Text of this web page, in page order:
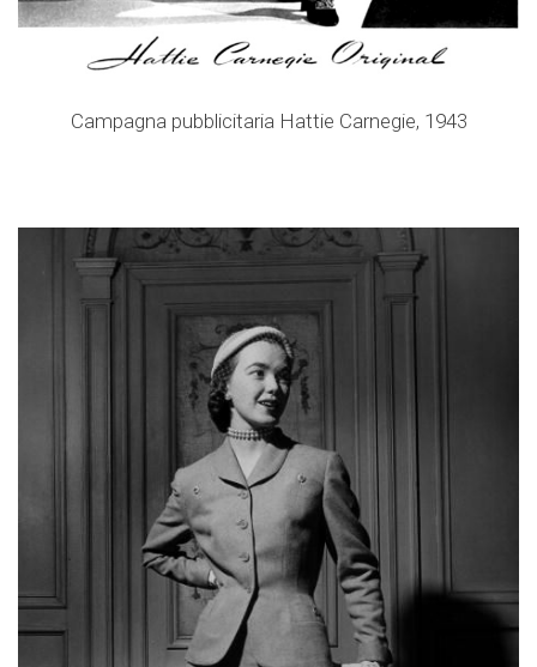
Campagna pubblicitaria Hattie Carnegie, 1943